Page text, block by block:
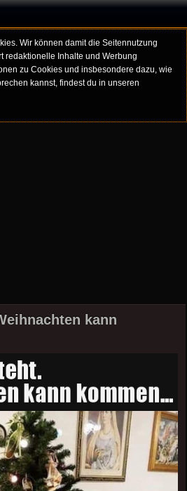
Wir können damit die Seitennutzung
redaktionelle Inhalte und Werbung
zu Cookies und insbesondere dazu, wie
kannst, findest du in unseren
kann